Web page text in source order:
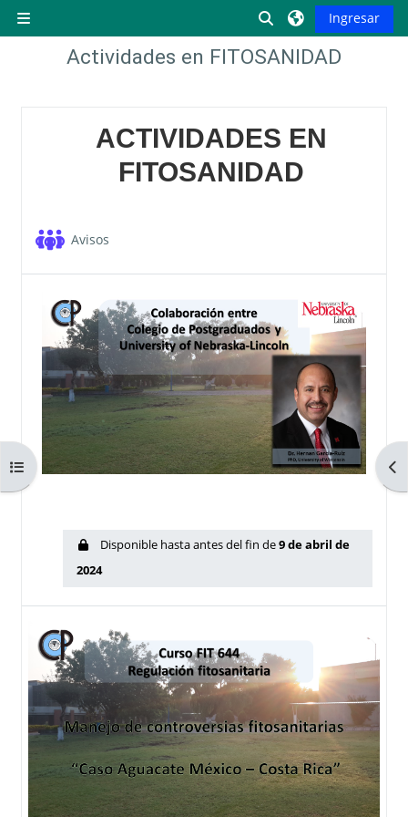
Pánel lateral
Activar oIngresar
Abrir índice del curso
Actividades en FITOSANIDAD
Descripción de la sección
ACTIVIDADES EN
FITOSANIDAD
Avisos
Disponible hasta antes del fin de9 de abril de
2024